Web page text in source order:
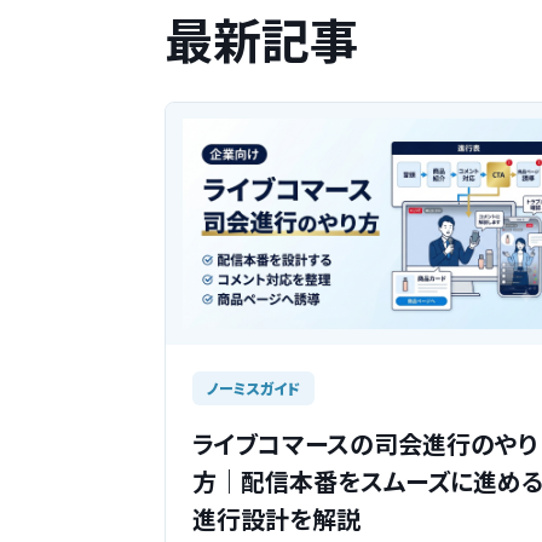
最新記事
ノーミスガイド
ライブコマースの司会進行のやり
方｜配信本番をスムーズに進める
進行設計を解説